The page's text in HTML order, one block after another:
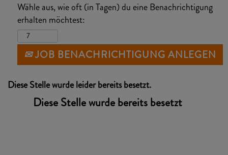
Wähle aus, wie oft (in Tagen) du eine Benachrichtigung
erhalten möchtest:
JOB BENACHRICHTIGUNG ANLEGEN
Diese Stelle wurde leider bereits besetzt.
Diese Stelle wurde bereits besetzt